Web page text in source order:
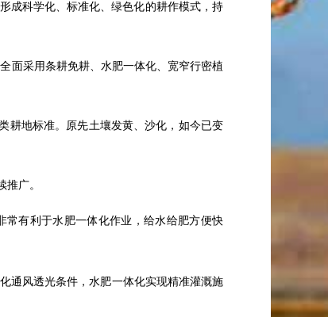
成科学化、标准化、绿色化的耕作模式，持
面采用条耕免耕、水肥一体化、宽窄行密植
耕地标准。原先土壤发黄、沙化，如今已变
广。
常有利于水肥一体化作业，给水给肥方便快
通风透光条件，水肥一体化实现精准灌溉施